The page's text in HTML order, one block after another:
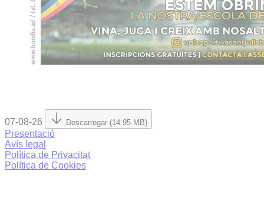
07-08-26 Descarregar (14.95 MB)
Presentació
Avís legal
Política de Privacitat
Política de Cookies